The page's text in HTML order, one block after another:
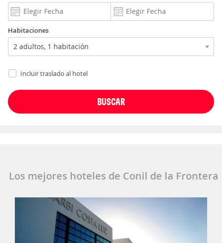
Habitaciones
Incluir traslado al hotel
Los mejores hoteles de Conil de la Frontera